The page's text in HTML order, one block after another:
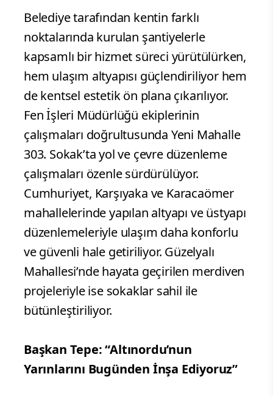
Belediye tarafından kentin farklı
noktalarında kurulan şantiyelerle
kapsamlı bir hizmet süreci yürütülürken,
hem ulaşım altyapısı güçlendiriliyor hem
de kentsel estetik ön plana çıkarılıyor.
Fen İşleri Müdürlüğü ekiplerinin
çalışmaları doğrultusunda Yeni Mahalle
303. Sokak’ta yol ve çevre düzenleme
çalışmaları özenle sürdürülüyor.
Cumhuriyet, Karşıyaka ve Karacaömer
mahallelerinde yapılan altyapı ve üstyapı
düzenlemeleriyle ulaşım daha konforlu
ve güvenli hale getiriliyor. Güzelyalı
Mahallesi’nde hayata geçirilen merdiven
projeleriyle ise sokaklar sahil ile
bütünleştiriliyor.
Başkan Tepe: “Altınordu’nun
Yarınlarını Bugünden İnşa Ediyoruz”